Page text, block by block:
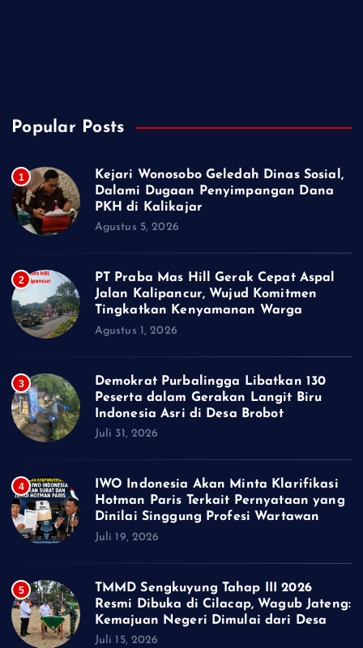
Popular Posts
1
Kejari Wonosobo Geledah Dinas Sosial,
Dalami Dugaan Penyimpangan Dana
PKH di Kalikajar
Agustus 5, 2026
2
PT Praba Mas Hill Gerak Cepat Aspal
Jalan Kalipancur, Wujud Komitmen
Tingkatkan Kenyamanan Warga
Agustus 1, 2026
3
Demokrat Purbalingga Libatkan 130
Peserta dalam Gerakan Langit Biru
Indonesia Asri di Desa Brobot
Juli 31, 2026
4
IWO Indonesia Akan Minta Klarifikasi
Hotman Paris Terkait Pernyataan yang
Dinilai Singgung Profesi Wartawan
Juli 19, 2026
5
TMMD Sengkuyung Tahap III 2026
Resmi Dibuka di Cilacap, Wagub Jateng:
Kemajuan Negeri Dimulai dari Desa
Juli 15, 2026